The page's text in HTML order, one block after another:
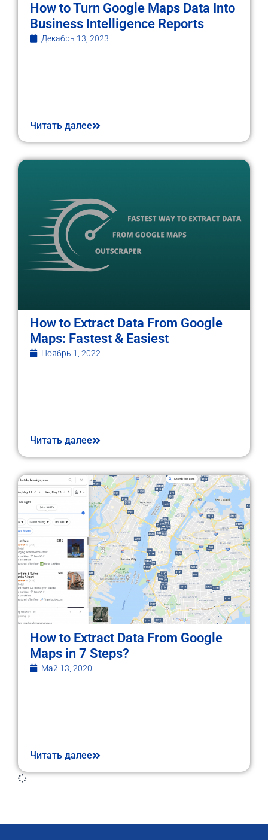
How to Turn Google Maps Data Into
Business Intelligence Reports
Декабрь 13, 2023
Читать далее
How to Extract Data From Google
Maps: Fastest & Easiest
Ноябрь 1, 2022
Читать далее
How to Extract Data From Google
Maps in 7 Steps?
Май 13, 2020
Читать далее